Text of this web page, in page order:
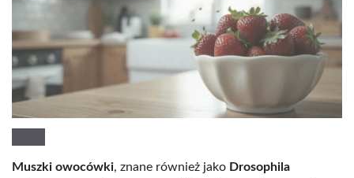
Muszki owocówki, znane również jako Drosophila